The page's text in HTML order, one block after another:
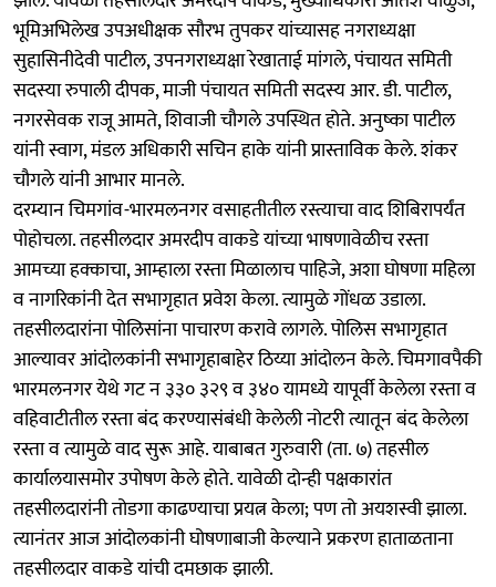
भूमिअभिलेख उपअधीक्षक सौरभ तुपकर यांच्यासह नगराध्यक्षा
सुहासिनीदेवी पाटील, उपनगराध्यक्षा रेखाताई मांगले, पंचायत समिती
सदस्या रुपाली दीपक, माजी पंचायत समिती सदस्य आर. डी. पाटील,
नगरसेवक राजू आमते, शिवाजी चौगले उपस्थित होते. अनुष्का पाटील
यांनी स्वाग, मंडल अधिकारी सचिन हाके यांनी प्रास्ताविक केले. शंकर
चौगले यांनी आभार मानले.
दरम्यान चिमगांव-भारमलनगर वसाहतीतील रस्त्याचा वाद शिबिरापर्यंत
पोहोचला. तहसीलदार अमरदीप वाकडे यांच्या भाषणावेळीच रस्ता
आमच्या हक्काचा, आम्हाला रस्ता मिळालाच पाहिजे, अशा घोषणा महिला
व नागरिकांनी देत सभागृहात प्रवेश केला. त्यामुळे गोंधळ उडाला.
तहसीलदारांना पोलिसांना पाचारण करावे लागले. पोलिस सभागृहात
आल्यावर आंदोलकांनी सभागृहाबाहेर ठिय्या आंदोलन केले. चिमगावपैकी
भारमलनगर येथे गट न ३३० ३२९ व ३४० यामध्ये यापूर्वी केलेला रस्ता व
वहिवाटीतील रस्ता बंद करण्यासंबंधी केलेली नोटरी त्यातून बंद केलेला
रस्ता व त्यामुळे वाद सुरू आहे. याबाबत गुरुवारी (ता. ७) तहसील
कार्यालयासमोर उपोषण केले होते. यावेळी दोन्ही पक्षकारांत
तहसीलदारांनी तोडगा काढण्याचा प्रयत्न केला; पण तो अयशस्वी झाला.
त्यानंतर आज आंदोलकांनी घोषणाबाजी केल्याने प्रकरण हाताळताना
तहसीलदार वाकडे यांची दमछाक झाली.